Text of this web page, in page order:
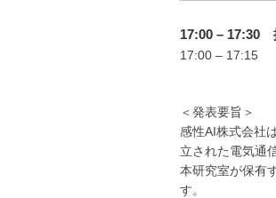
17:00 – 17:30
17:00 – 17:15
＜発表要旨＞
感性AI株式会社
⽴された電気通
本研究室が保有
す。